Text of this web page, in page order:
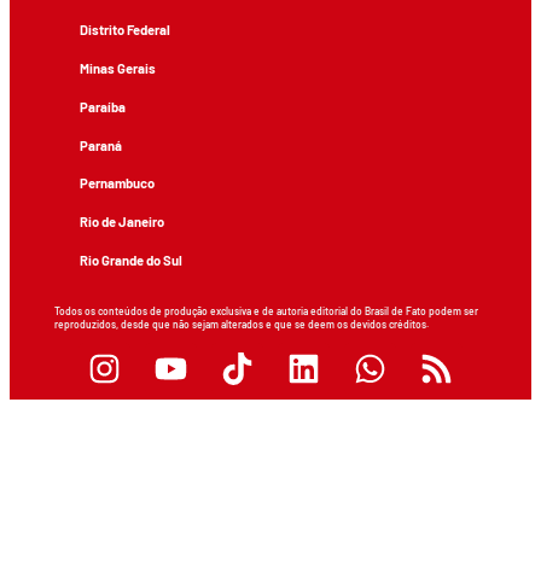
Distrito Federal
Minas Gerais
Paraíba
Paraná
Pernambuco
Rio de Janeiro
Rio Grande do Sul
Todos os conteúdos de produção exclusiva e de autoria editorial do Brasil de Fato podem ser
reproduzidos, desde que não sejam alterados e que se deem os devidos créditos.